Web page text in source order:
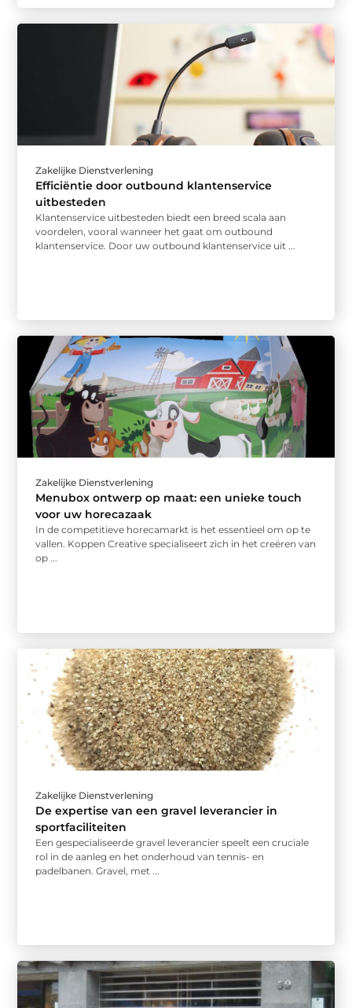
Zakelijke Dienstverlening
Efficiëntie door outbound klantenservice
uitbesteden
Klantenservice uitbesteden biedt een breed scala aan
voordelen, vooral wanneer het gaat om outbound
klantenservice. Door uw outbound klantenservice uit ...
Zakelijke Dienstverlening
Menubox ontwerp op maat: een unieke touch
voor uw horecazaak
In de competitieve horecamarkt is het essentieel om op te
vallen. Koppen Creative specialiseert zich in het creëren van
op ...
Zakelijke Dienstverlening
De expertise van een gravel leverancier in
sportfaciliteiten
Een gespecialiseerde gravel leverancier speelt een cruciale
rol in de aanleg en het onderhoud van tennis- en
padelbanen. Gravel, met ...